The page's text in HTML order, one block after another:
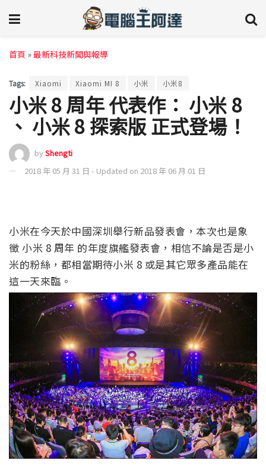
首頁 »最新科技新聞與報導
Tags: Xiaomi Xiaomi MI 8 小米 小米8
小米 8 周年 代表作： 小米 8
、 小米 8 探索版 正式登場！
byShengti
2018 年 05 月 31 日 - Updated on 2018 年 06 月 01 日
小米在今天於中國深圳舉行新品發表會，本次也是象
徵 小米 8 周年 的年度旗艦發表會，相信不論是否是小
米的粉絲，都相當期待小米 8 或是其它眾多產品能在
這一天來臨。